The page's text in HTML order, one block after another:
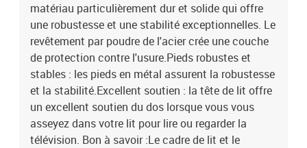
matériau particulièrement dur et solide qui offre
une robustesse et une stabilité exceptionnelles. Le
revêtement par poudre de l'acier crée une couche
de protection contre l'usure.Pieds robustes et
stables : les pieds en métal assurent la robustesse
et la stabilité.Excellent soutien : la tête de lit offre
un excellent soutien du dos lorsque vous vous
asseyez dans votre lit pour lire ou regarder la
télévision. Bon à savoir :Le cadre de lit et le